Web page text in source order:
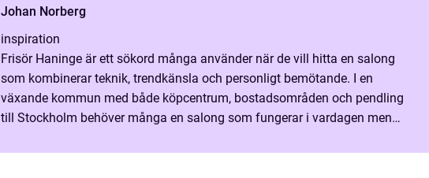
Johan Norberg
inspiration
Frisör Haninge är ett sökord många använder när de vill hitta en salong
som kombinerar teknik, trendkänsla och personligt bemötande. I en
växande kommun med både köpcentrum, bostadsområden och pendling
till Stockholm behöver många en salong som fungerar i vardagen men